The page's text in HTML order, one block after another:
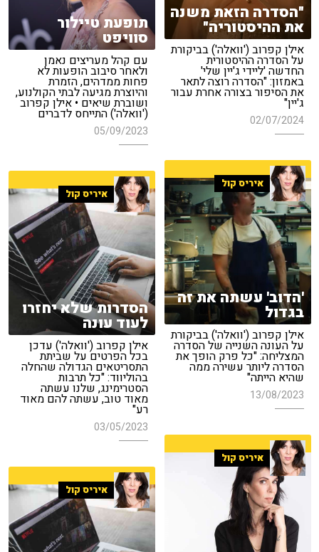
"הסדרה הזאת משנה
את ההיסטוריה"
אילן קפרוב ('וואלה') בביקורת
על הסדרה ההיסטורית
החדשה 'ליידי ג'יין שלי'
באמזון: "הסדרה רוצה לתאר
את הסיפור בצורה אחרת עבור
ג'יין"
02/07/2024
תופעת טיילור
סוויפט
עם קהל מעריצים נאמן
ולאחר סיבוב הופעות לא
פחות ממדהים, הזמרת
והיוצרת מגיעה לבתי הקולנוע,
ושוברת שיאים • אילן קפרוב
('וואלה') התייחס לדברים
05/09/2023
איריס קול
'הדוב' עשתה את זה
בגדול
אילן קפרוב ('וואלה') בביקורת
על העונה השנייה של הסדרה
המצליחה: "כל פרק הופך את
הסדרה ליותר עשירה ממה
שהיא הייתה"
13/08/2023
איריס קול
הסדרות שלא יחזרו
לעוד עונה
אילן קפרוב ('וואלה') עדכן
בכל הפרטים על שביתת
התסריטאים הגדולה שהחלה
בהוליווד: "כל תרבות
הסטרימינג, שלנו עשתה
מאוד טוב, עשתה להם מאוד
רע"
03/05/2023
איריס קול
איריס קול